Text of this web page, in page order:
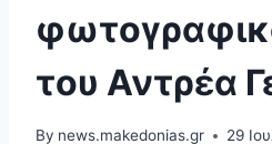
του Αντρέα
By news.makedonias.gr 29